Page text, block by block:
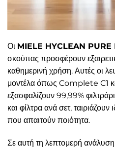
Οι MIELE HYCLEAN PURE
σκούπας προσφέρουν
καθημερινή χρήση. Αυτές οι
μοντέλα όπως Complete C1
εξασφαλίζουν 99,99%
και φίλτρα ανά σετ, ταιριάζουν
που απαιτούν ποιότητα.
Σε αυτή τη λεπτομερή